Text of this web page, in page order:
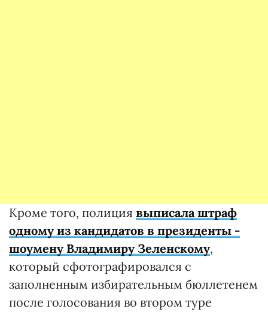
Кроме того, полиция выписала штраф
одному из кандидатов в президенты -
шоумену Владимиру Зеленскому,
который сфотографировался с
заполненным избирательным бюллетенем
после голосования во втором туре